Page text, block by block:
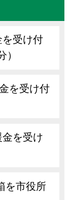
受け付
）
を受け付
を受け
を市役所